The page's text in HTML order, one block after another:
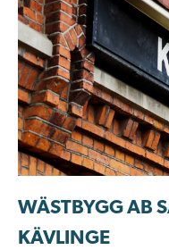
WÄSTBYGG AB
KÄVLINGE